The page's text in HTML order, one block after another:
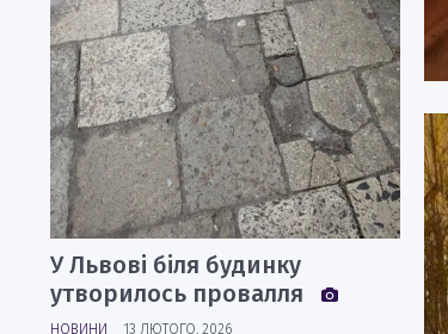
У Львові біля будинку
утворилось провалля
НОВИНИ 13 ЛЮТОГО, 2026